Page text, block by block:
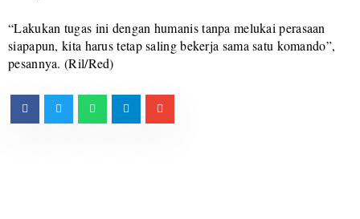
“Lakukan tugas ini dengan humanis tanpa melukai perasaan
siapapun, kita harus tetap saling bekerja sama satu komando”,
pesannya. (Ril/Red)